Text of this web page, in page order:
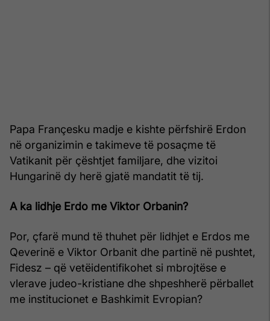
Papa Françesku madje e kishte përfshirë Erdon
në organizimin e takimeve të posaçme të
Vatikanit për çështjet familjare, dhe vizitoi
Hungarinë dy herë gjatë mandatit të tij.
A ka lidhje Erdo me Viktor Orbanin?
Por, çfarë mund të thuhet për lidhjet e Erdos me
Qeverinë e Viktor Orbanit dhe partinë në pushtet,
Fidesz – që vetëidentifikohet si mbrojtëse e
vlerave judeo-kristiane dhe shpeshherë përballet
me institucionet e Bashkimit Evropian?